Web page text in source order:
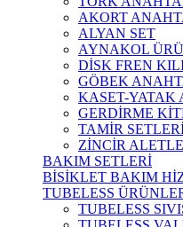
AKORT
ALYAN SET
AYNAKOL
DİSK FREN
GÖBEK
KASET-YATAK
GERDİRME
TAMİR
ZİNCİR
BAKIM SETLERİ
BİSİKLET BAKIM
TUBELESS
TUBELESS